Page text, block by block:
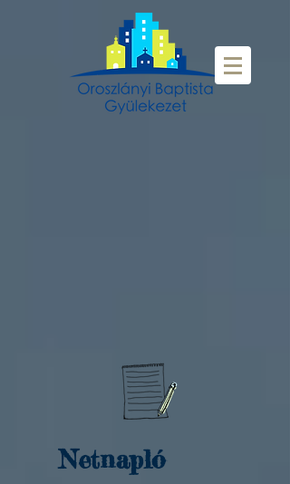
Netnapló